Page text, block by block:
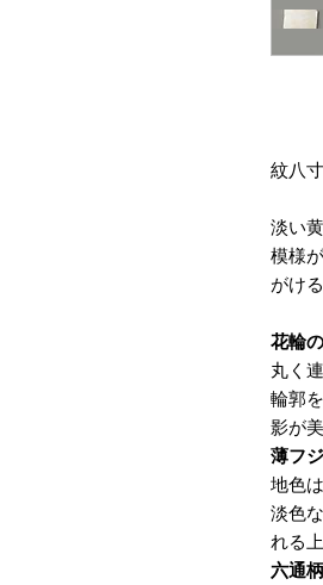
紋八
淡い
模様
がけ
花輪
丸く
輪郭
影が
薄フ
地色
淡色
れる
六通